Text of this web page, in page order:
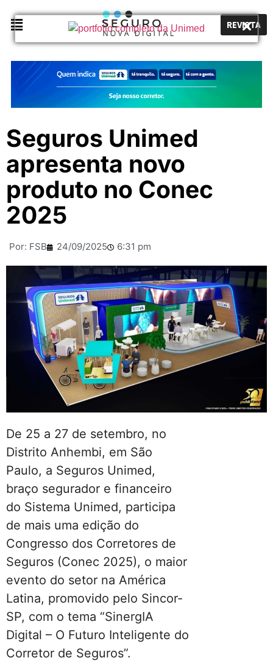
REVISTA
Seguros Unimed
apresenta novo
produto no Conec
2025
Por: FSB 24/09/2025 6:31 pm
De 25 a 27 de setembro, no
Distrito Anhembi, em São
Paulo, a Seguros Unimed,
braço segurador e financeiro
do Sistema Unimed, participa
de mais uma edição do
Congresso dos Corretores de
Seguros (Conec 2025), o maior
evento do setor na América
Latina, promovido pelo Sincor-
SP, com o tema “SinergIA
Digital – O Futuro Inteligente do
Corretor de Seguros”.